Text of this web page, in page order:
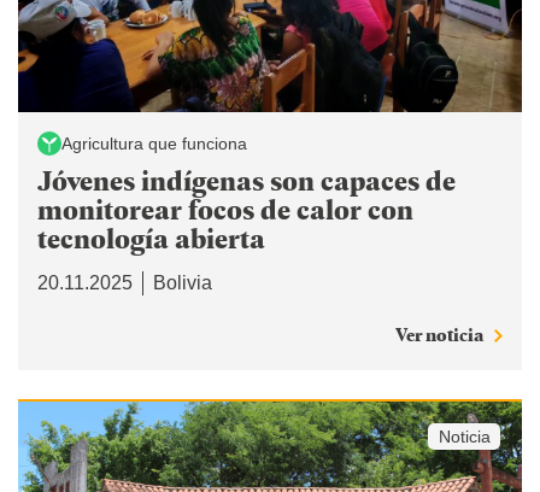
Agricultura que funciona
Jóvenes indígenas son capaces de
monitorear focos de calor con
tecnología abierta
20.11.2025 Bolivia
Ver noticia
Noticia